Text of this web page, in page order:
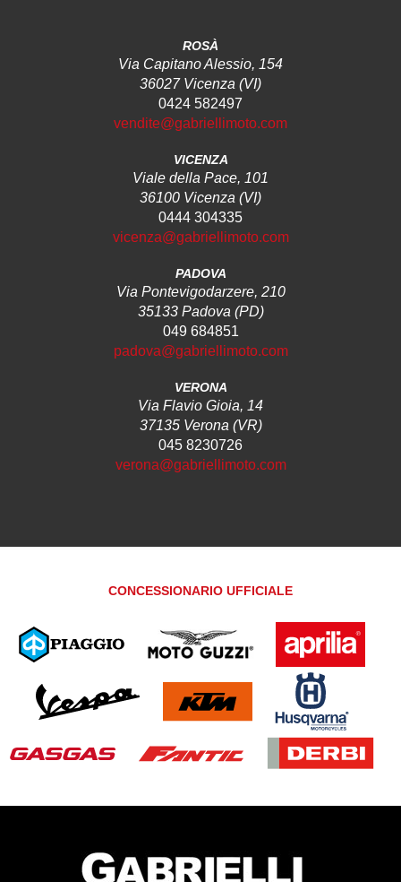
ROSÀ
Via Capitano Alessio, 154
36027 Vicenza (VI)
0424 582497
vendite@gabriellimoto.com
VICENZA
Viale della Pace, 101
36100 Vicenza (VI)
0444 304335
vicenza@gabriellimoto.com
PADOVA
Via Pontevigodarzere, 210
35133 Padova (PD)
049 684851
padova@gabriellimoto.com
VERONA
Via Flavio Gioia, 14
37135 Verona (VR)
045 8230726
verona@gabriellimoto.com
CONCESSIONARIO UFFICIALE